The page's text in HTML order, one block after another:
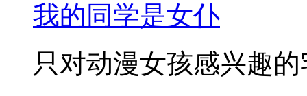
我的同学是女仆
只对动漫女孩感兴趣的